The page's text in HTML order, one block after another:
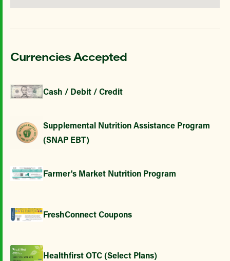
Currencies Accepted
Cash / Debit / Credit
Supplemental Nutrition Assistance Program
(SNAP EBT)
Farmer's Market Nutrition Program
FreshConnect Coupons
Healthfirst OTC (Select Plans)